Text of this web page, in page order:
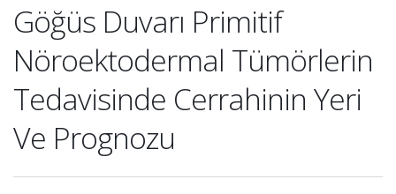
Göğüs Duvarı Primitif
Nöroektodermal Tümörlerin
Tedavisinde Cerrahinin Yeri
Ve Prognozu